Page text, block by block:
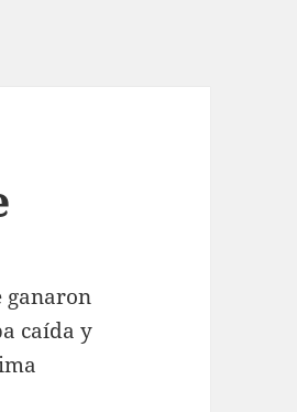
ganaron
caída y